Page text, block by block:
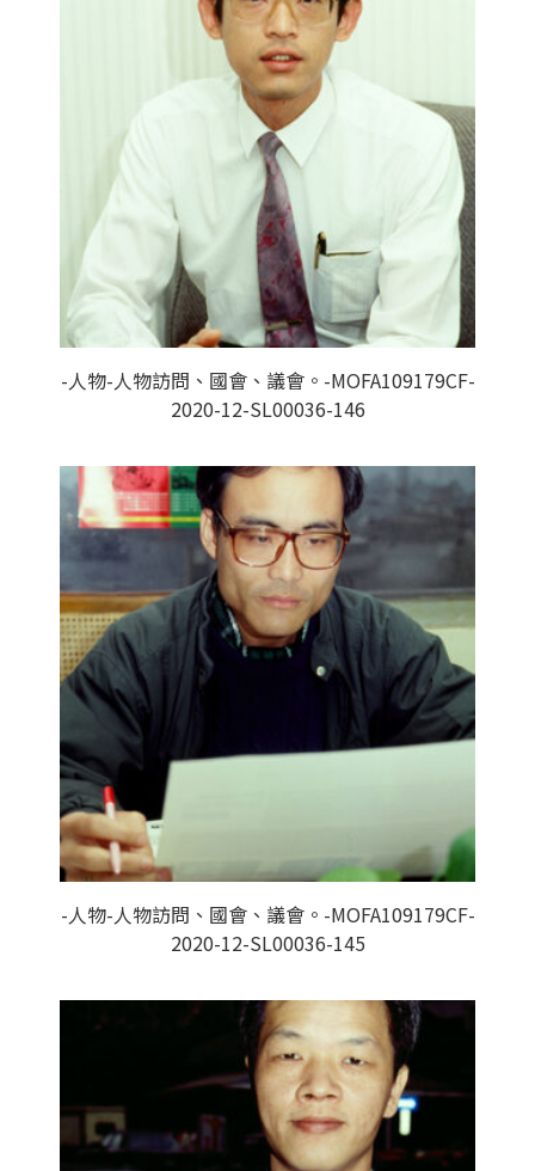
-人物-人物訪問、國會、議會。-MOFA109179CF-
2020-12-SL00036-146
-人物-人物訪問、國會、議會。-MOFA109179CF-
2020-12-SL00036-145